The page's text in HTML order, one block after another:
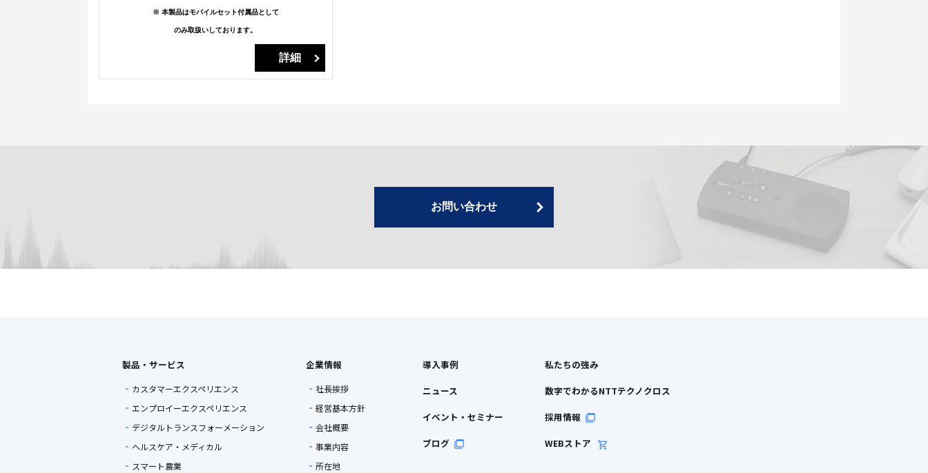
※ 本製品はモバイルセット付属品として
のみ取扱いしております。
詳細
お問い合わせ
製品・サービス
カスタマーエクスペリエンス
エンプロイーエクスペリエンス
デジタルトランスフォーメーション
ヘルスケア・メディカル
スマート農業
企業情報
社長挨拶
経営基本方針
会社概要
事業内容
所在地
導入事例
ニュース
イベント・セミナー
ブログ
私たちの強み
数字でわかるNTTテクノクロス
採用情報
WEBストア